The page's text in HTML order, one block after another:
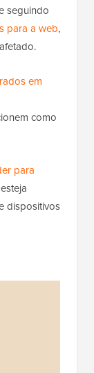
seguindo
para a web,
em
como
para
dispositivos